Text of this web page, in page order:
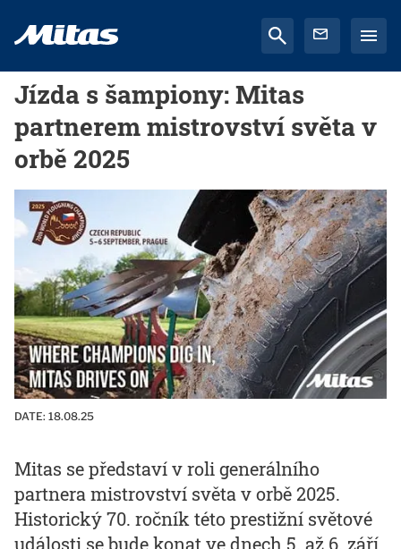
Jízda s šampiony: Mitas
partnerem mistrovství světa v
orbě 2025
DATE: 18.08.25
Mitas se představí v roli generálního
partnera mistrovství světa v orbě 2025.
Historický 70. ročník této prestižní světové
události se bude konat ve dnech 5. až 6. září